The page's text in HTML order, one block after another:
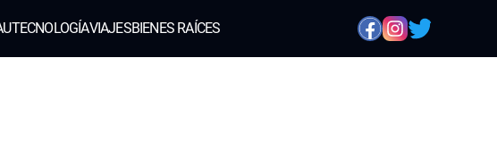
TECNOLOGÍAVIAJESBIENES RAÍCES